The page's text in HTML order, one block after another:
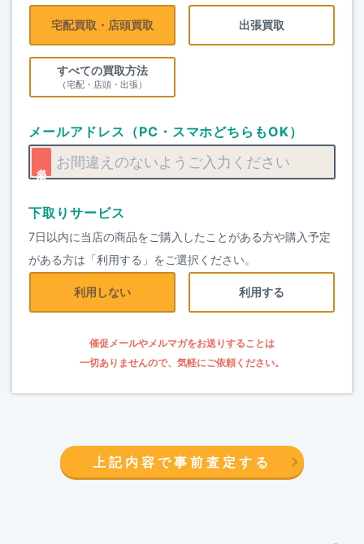
宅配買取・店頭買取 出張買取
すべての買取方法
（宅配・店頭・出張）
メールアドレス（PC・スマホどちらもOK）
下取りサービス
7日以内に当店の商品をご購入したことがある方や購入予定
がある方は「利用する」をご選択ください。
利用しない 利用する
催促メールやメルマガをお送りすることは
一切ありませんので、気軽にご依頼ください。
上記内容で事前査定する